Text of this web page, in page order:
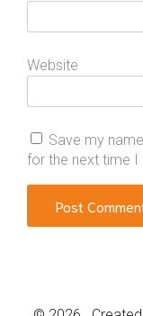
Website
Save my
for the next time I